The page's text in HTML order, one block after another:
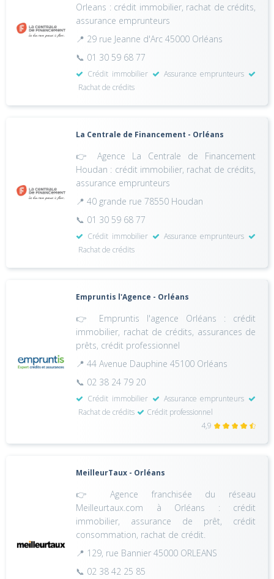
Orleans : crédit immobilier, rachat de crédits,
assurance emprunteurs
📍 29 rue Jeanne d'Arc 45000 Orléans
📞 01 30 59 68 77
Crédit immobilier
Assurance emprunteurs
Rachat de crédits
La Centrale de Financement - Orléans
👉 Agence La Centrale de Financement
Houdan : crédit immobilier, rachat de crédits,
assurance emprunteurs
📍 40 grande rue 78550 Houdan
📞 01 30 59 68 77
Crédit immobilier
Assurance emprunteurs
Rachat de crédits
Empruntis l'Agence - Orléans
👉 Empruntis l'agence Orléans : crédit
immobilier, rachat de crédits, assurances de
prêts, crédit professionnel
📍 44 Avenue Dauphine 45100 Orléans
📞 02 38 24 79 20
Crédit immobilier
Assurance emprunteurs
Rachat de crédits
Crédit professionnel
4,9
MeilleurTaux - Orléans
👉 Agence franchisée du réseau
Meilleurtaux.com à Orléans : crédit
immobilier, assurance de prêt, crédit
consommation, rachat de crédit.
📍 129, rue Bannier 45000 ORLEANS
📞 02 38 42 25 85